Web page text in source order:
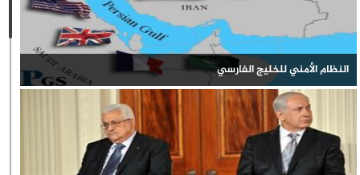
النظام الأمني للخليج الفارسي